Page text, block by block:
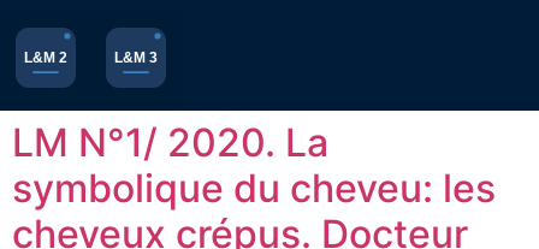
L&M 2 L&M 3
LM N°1/ 2020. La
symbolique du cheveu: les
cheveux crépus. Docteur